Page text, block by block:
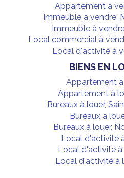
Appartement à
Immeuble à vendre,
Immeuble à
Local commercial à
Local d'activité à
BIENS EN
Appartement à
Appartement à
Bureaux à louer,
Bureaux à
Bureaux à louer,
Local d'activité
Local d'activité à
Local d'activité à